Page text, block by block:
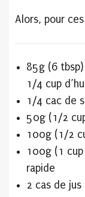
Alors, pour
85g (6
1/4 cup
1/4 cac de
50g (1/2
100g (1/2
100g (1
rapide
2 cas de